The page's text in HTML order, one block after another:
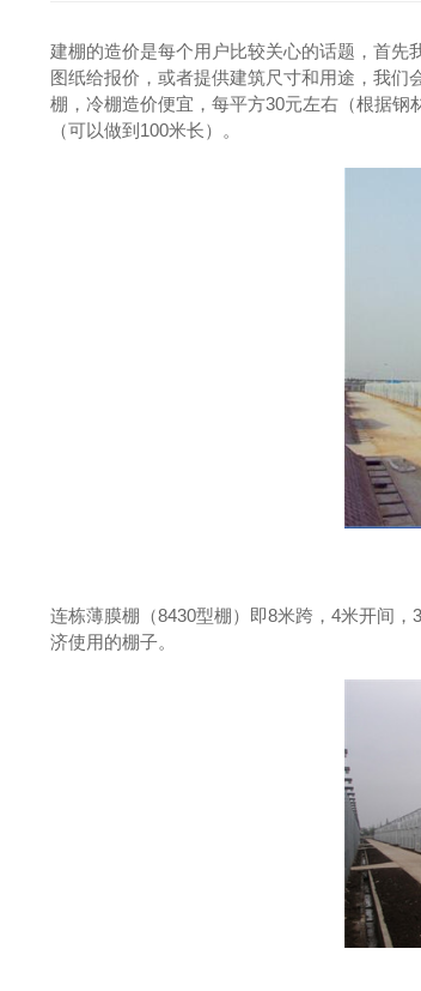
建棚的造价是每个用户比较关心的话题，首
图纸给报价，或者提供建筑尺寸和用途，我
棚，冷棚造价便宜，每平方30元左右（根据
（可以做到100米长）。
连栋薄膜棚（8430型棚）即8米跨，4米开间
济使用的棚子。